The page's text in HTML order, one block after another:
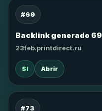
#69
Backlink generado 69
23feb.printdirect.ru
SI Abrir
#73